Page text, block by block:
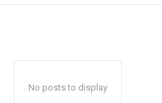
No posts to display